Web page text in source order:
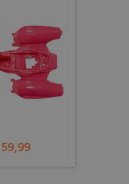
59,99